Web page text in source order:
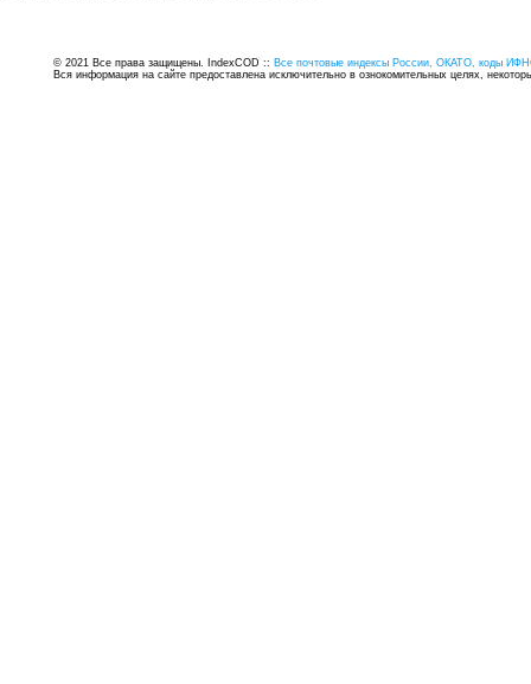
© 2021 Все права защищены. IndexCOD :: Все почтовые индексы России, ОКАТО, коды
Вся информация на сайте предоставлена исключительно в ознокомительных целях,